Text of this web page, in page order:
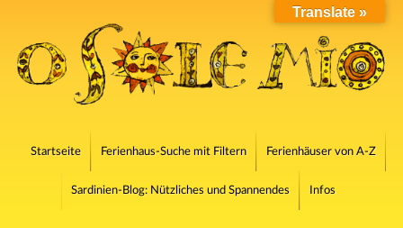
Startseite Ferienhaus-Suche mit Filtern Ferienhäuser von A-Z
Sardinien-Blog: Nützliches und Spannendes Infos
Translate »